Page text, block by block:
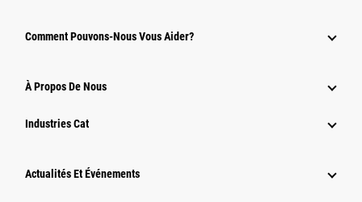
Comment Pouvons-Nous Vous Aider?
À Propos De Nous
Industries Cat
Actualités Et Événements